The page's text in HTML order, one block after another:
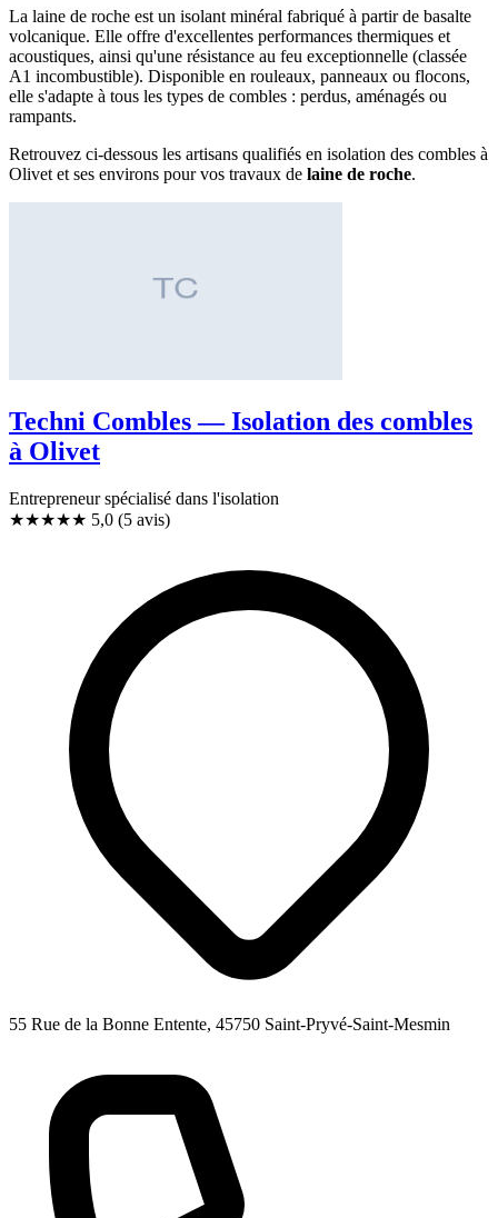
La laine de roche est un isolant minéral fabriqué à partir de basalte
volcanique. Elle offre d'excellentes performances thermiques et
acoustiques, ainsi qu'une résistance au feu exceptionnelle (classée
A1 incombustible). Disponible en rouleaux, panneaux ou flocons,
elle s'adapte à tous les types de combles : perdus, aménagés ou
rampants.
Retrouvez ci-dessous les artisans qualifiés en isolation des combles à
Olivet et ses environs pour vos travaux de laine de roche.
Techni Combles — Isolation des combles
à Olivet
Entrepreneur spécialisé dans l'isolation
★★★★★ 5,0 (5 avis)
55 Rue de la Bonne Entente, 45750 Saint-Pryvé-Saint-Mesmin